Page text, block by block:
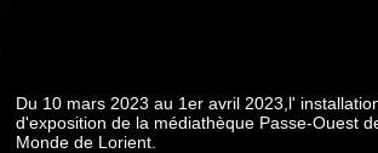
Du 10 mars 2023 au 1er avril 2023,l'
d'exposition de la médiathèque Passe-Ouest
Monde de Lorient.